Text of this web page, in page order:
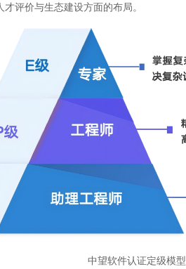
评价与生态建设方面的布局。
中望软件认证定级模型